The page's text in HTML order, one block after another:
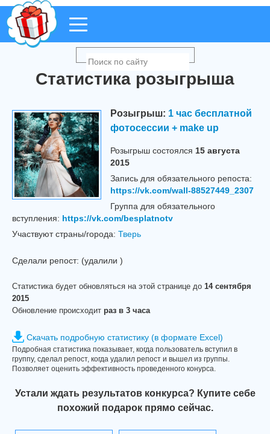
Статистика розыгрыша
Розыгрыш: 1 час бесплатной
фотосессии + make up
Розыгрыш cостоялся 15 августа
2015
Запись для обязательного репоста:
https://vk.com/wall-88527449_2307
Группа для обязательного
вступления: https://vk.com/besplatnotv
Участвуют страны/города: Тверь
Сделали репост: (удалили )
Статистика будет обновляться на этой странице до 14 сентября
2015
Обновление происходит раз в 3 часа
Скачать подробную статистику (в формате Excel)
Подробная статистика показывает, когда пользователь вступил в
группу, сделал репост, когда удалил репост и вышел из группы.
Позволяет оценить эффективность проведенного конурса.
Устали ждать результатов конкурса? Купите себе
похожий подарок прямо сейчас.